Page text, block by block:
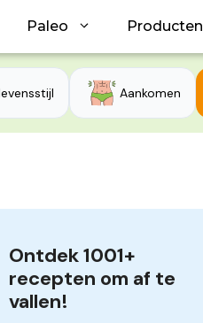
Paleo Producten
Aankomen
Ontdek 1001+
recepten om af te
vallen!